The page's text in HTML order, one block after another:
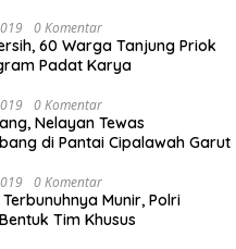
0 Komentar
60 Warga Tanjung Priok
Padat Karya
0 Komentar
Nelayan Tewas
di Pantai Cipalawah Garut
0 Komentar
Terbunuhnya Munir, Polri
Tim Khusus